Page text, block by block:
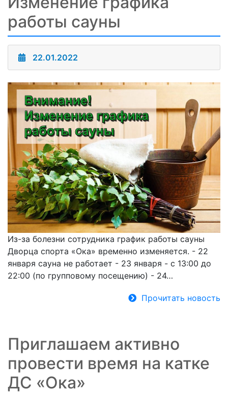
работы сауны
22.01.2022
Из-за болезни сотрудника график работы сауны
Дворца спорта «Ока» временно изменяется. - 22
января сауна не работает - 23 января - с 13:00 до
22:00 (по групповому посещению) - 24…
Прочитать новость
Приглашаем активно
провести время на катке
ДС «Ока»